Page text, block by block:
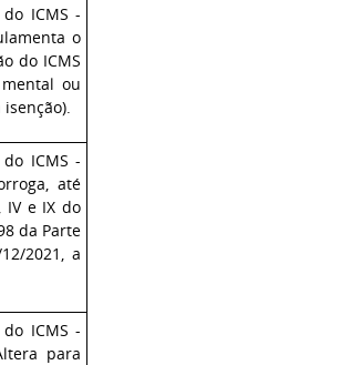
ICMS -
o
do ICMS
ou
ICMS -
até
IV e IX do
da Parte
2021, a
ICMS -
para